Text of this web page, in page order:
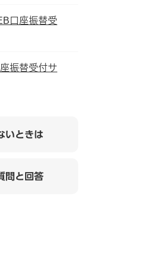
口座振替受
振替受付サ
いときは
問と回答